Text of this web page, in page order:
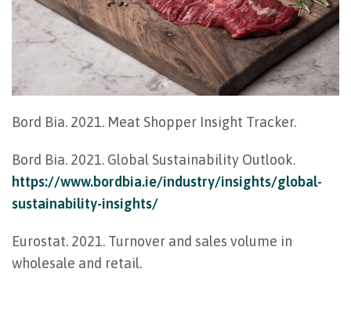
Bord Bia. 2021. Meat Shopper Insight Tracker.
Bord Bia. 2021. Global Sustainability Outlook.
https://www.bordbia.ie/industry/insights/global-
sustainability-insights/
Eurostat. 2021. Turnover and sales volume in
wholesale and retail.